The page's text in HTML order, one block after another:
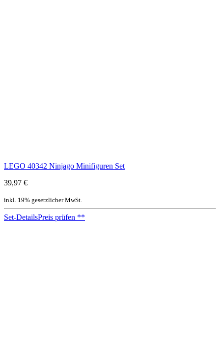
LEGO 40342 Ninjago Minifiguren Set
39,97 €
inkl. 19% gesetzlicher MwSt.
Set-DetailsPreis prüfen **